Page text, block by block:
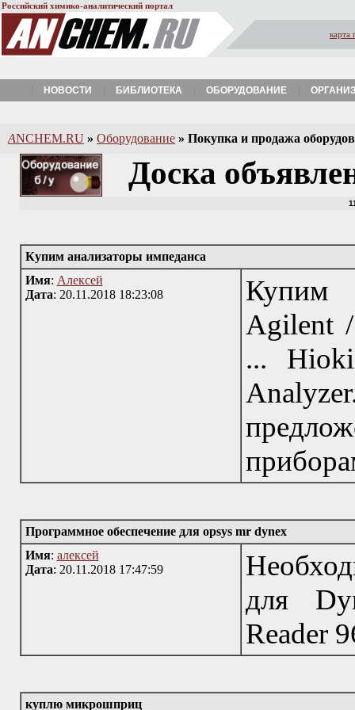
Российский химико-аналитический портал
карта
НОВОСТИ БИБЛИОТЕКА ОБОРУДОВАНИЕ
ANCHEM.RU » Оборудование » Покупка и продажа
Доска
Купим анализаторы импеданса
Имя: Алексей
Дата: 20.11.2018 18:23:08
Купим
Agilent
...
Программное обеспечение для opsys mr dynex
Имя: алексей
Дата: 20.11.2018 17:47:59
для
Reader
куплю микрошприц